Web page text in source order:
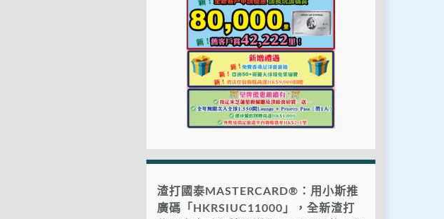
渣打國泰MASTERCARD®：用小斯推
廣碼「HKRSIUC11000」，全新渣打